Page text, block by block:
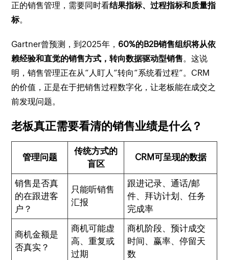
正的销售管理，需要同时看结果指标、过程指标和质量指
标。
Gartner曾预测，到2025年， 60%的B2B销售组织将从依
赖经验和直觉的销售方式，转向数据驱动型销售。这说
明，销售管理正在从“人盯人”转向“系统看过程”。CRM
的价值，正是在于把销售过程数字化，让老板能在成交之
前发现问题。
老板真正需要看清的销售业绩是什么？
管理问题
传统方式的
盲区
CRM可呈现的数据
销售是否真
的在跟进客
户？
只能听销售
汇报
跟进记录、通话/邮
件、拜访计划、任务
完成率
商机金额是
否真实？
商机可能虚
高、重复或
过期
商机阶段、预计成交
时间、赢率、停留天
数